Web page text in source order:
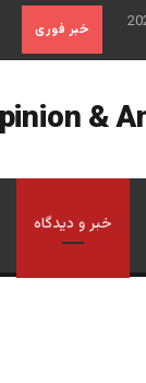
خبر فوری
خبر و دیدگاه